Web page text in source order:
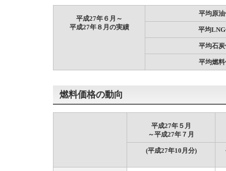
平成27年６月～
平成27年８月の実績
平均原
平均
平均石
平均燃
燃料価格の動向
平成27年５月
～平成27年７月
(平成27年10月分)